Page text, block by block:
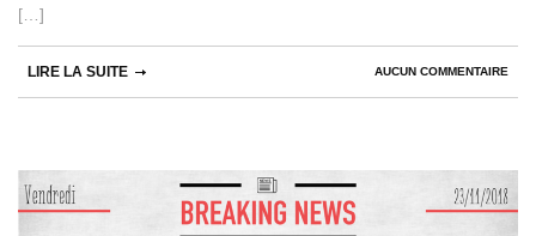
[…]
AUCUN COMMENTAIRE
LIRE LA SUITE